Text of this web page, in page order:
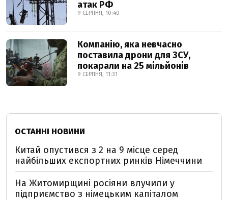
атак РФ
9 СЕРПНЯ, 10:40
Компанію, яка невчасно
поставила дрони для ЗСУ,
покарали на 25 мільйонів
9 СЕРПНЯ, 11:31
ОСТАННІ НОВИНИ
Китай опустився з 2 на 9 місце серед
найбільших експортних ринків Німеччини
На Житомирщині росіяни влучили у
підприємство з німецьким капіталом